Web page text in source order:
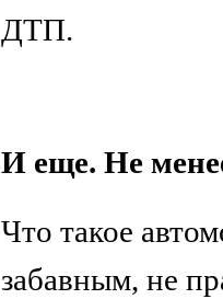
ДТП.
И еще. Не
Что такое
забавным, не